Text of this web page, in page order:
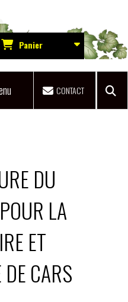
Panier
CONTACT
DU
LA
ET
CARS